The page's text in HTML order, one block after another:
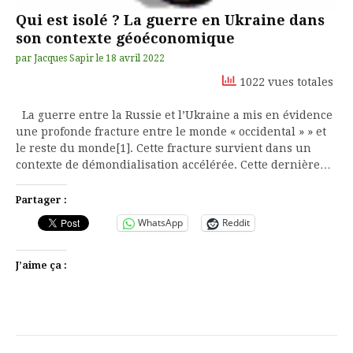
Qui est isolé ? La guerre en Ukraine dans
son contexte géoéconomique
par Jacques Sapir le 18 avril 2022
1022 vues totales
La guerre entre la Russie et l’Ukraine a mis en évidence
une profonde fracture entre le monde « occidental » » et
le reste du monde[1]. Cette fracture survient dans un
contexte de démondialisation accélérée. Cette dernière…
Partager :
WhatsApp Reddit
J’aime ça :